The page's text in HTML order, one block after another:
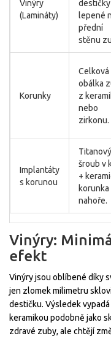
Vinýry
(Lamináty)
destičky
lepené
přední
stěnu
Korunky
Celková
obálka
z
nebo
zirkonu.
Implantáty
s korunou
Titanový
šroub v
+
korunka
nahoře.
Vinýry:
efekt
Vinýry jsou oblíbené díky
jen zlomek milimetru
destičku. Výsledek
keramikou podobně jako
zdravé zuby, ale chtějí